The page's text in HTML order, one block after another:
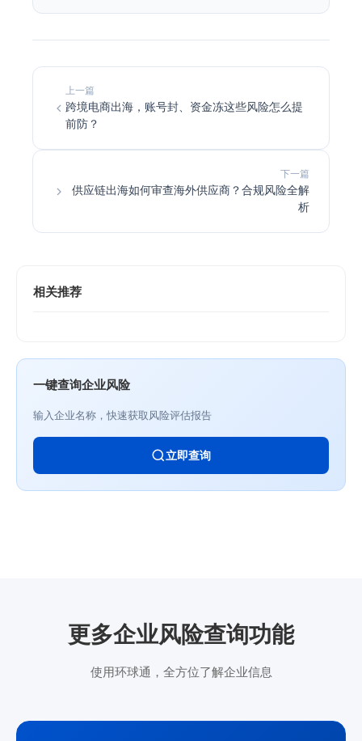
上一篇
跨境电商出海，账号封、资金冻这些风险怎么提
前防？
下一篇
供应链出海如何审查海外供应商？合规风险全解
析
相关推荐
一键查询企业风险
输入企业名称，快速获取风险评估报告
立即查询
更多企业风险查询功能
使用环球通，全方位了解企业信息